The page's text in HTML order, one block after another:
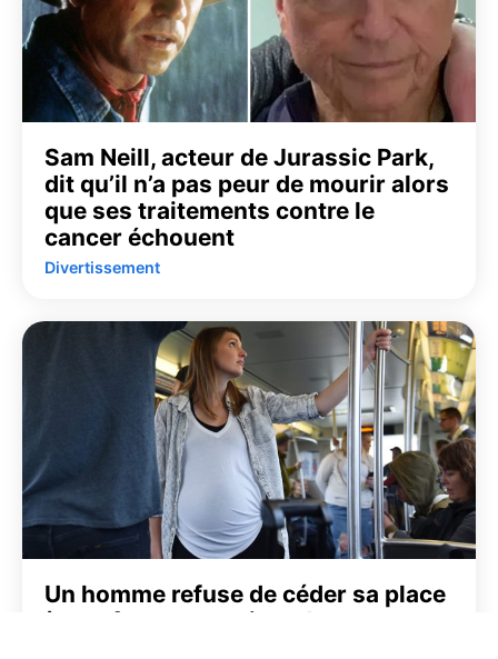
Sam Neill, acteur de Jurassic Park,
dit qu’il n’a pas peur de mourir alors
que ses traitements contre le
cancer échouent
Divertissement
Un homme refuse de céder sa place
à une femme enceinte dans un